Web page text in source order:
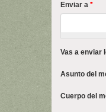
Enviar a *
Vas a enviar
Asunto del
Cuerpo del